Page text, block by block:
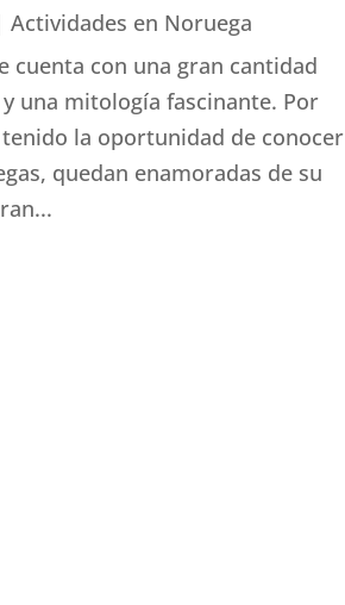
Actividades en Noruega
cuenta con una gran cantidad
una mitología fascinante. Por
la oportunidad de conocer
quedan enamoradas de su